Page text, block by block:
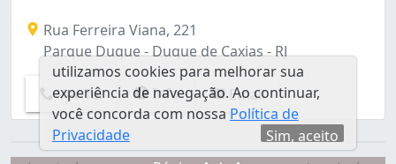
Rua Ferreira Viana, 221
Parque Duque - Duque de Caxias - RJ
Ver Tel Info Email
utilizamos cookies para melhorar sua
experiência de navegação. Ao continuar,
você concorda com nossa Política de
Privacidade
Sim, aceito